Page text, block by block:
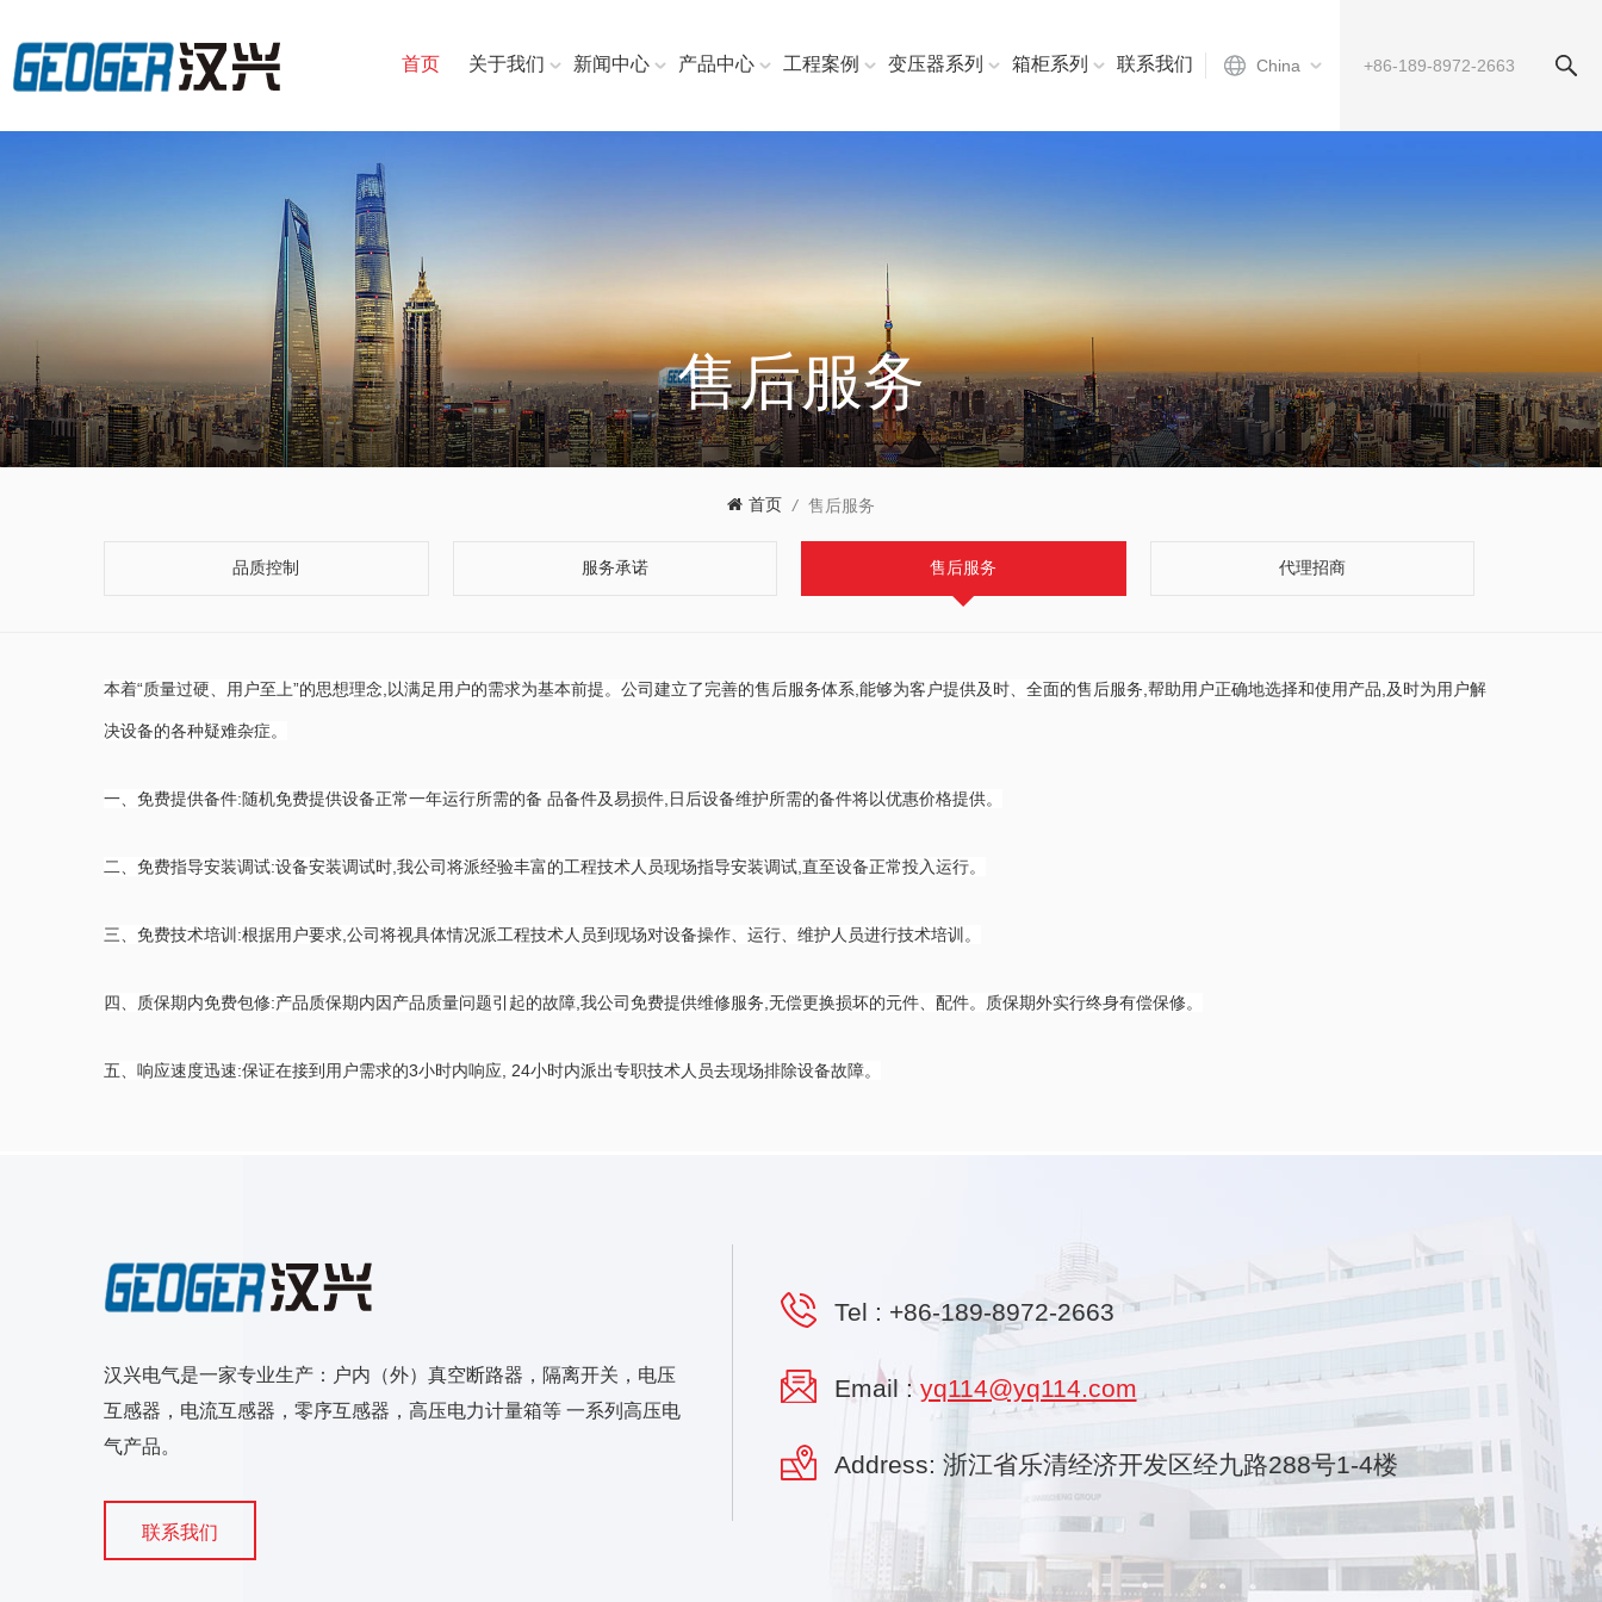
China
首页 关于我们 新闻中心 产品中心 工程案例 变压器系列 箱柜系列 联系我们
售后服务
首页 / 售后服务
品质控制 服务承诺 售后服务 代理招商
本着“质量过硬、用户至上”的思想理念,以满足用户的需求为基本前提。公司建立了完善的售后服务体系,能够为客户提供及时、全面的售后服务,帮助用户正确地选择和使用产品,及时为用户解
决设备的各种疑难杂症。
一、免费提供备件:随机免费提供设备正常一年运行所需的备 品备件及易损件,日后设备维护所需的备件将以优惠价格提供。
二、免费指导安装调试:设备安装调试时,我公司将派经验丰富的工程技术人员现场指导安装调试,直至设备正常投入运行。
三、免费技术培训:根据用户要求,公司将视具体情况派工程技术人员到现场对设备操作、运行、维护人员进行技术培训。
四、质保期内免费包修:产品质保期内因产品质量问题引起的故障,我公司免费提供维修服务,无偿更换损坏的元件、配件。质保期外实行终身有偿保修。
五、响应速度迅速:保证在接到用户需求的3小时内响应, 24小时内派出专职技术人员去现场排除设备故障。
汉兴电气是一家专业生产：户内（外）真空断路器，隔离开关，电压
互感器，电流互感器，零序互感器，高压电力计量箱等 一系列高压电
气产品。
联系我们
Tel : +86-189-8972-2663
Email :yq114@yq114.com
Address: 浙江省乐清经济开发区经九路288号1-4楼